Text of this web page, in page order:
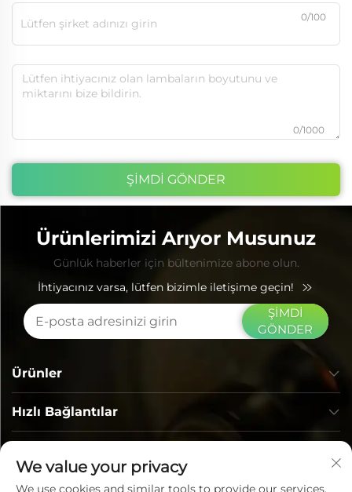
0/100
0/1000
ŞİMDİ GÖNDER
Ürünlerimizi Arıyor Musunuz
Günlük haberler için bültenimize abone olun.
İhtiyacınız varsa, lütfen bizimle iletişime geçin!
ŞİMDİ
GÖNDER
Hızlı Bağlantılar
Ürünler
We value your privacy
We use cookies and similar tools to provide our services.